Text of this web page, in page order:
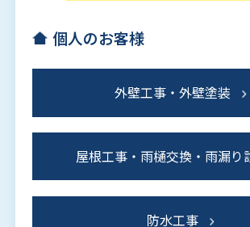
個人のお客様
外壁工事・外壁塗装
屋根工事・雨樋交換・雨漏り
防水工事